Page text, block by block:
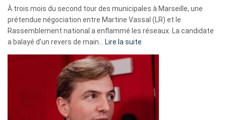
À trois mois du second tour des municipales à Marseille, une
prétendue négociation entre Martine Vassal (LR) et le
Rassemblement national a enflammé les réseaux. La candidate
a balayé d’un revers de main… Lire la suite
d’alliance
secrète